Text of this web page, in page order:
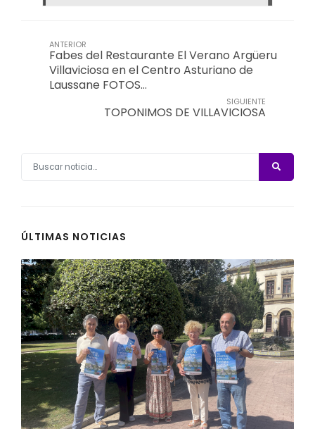
ANTERIOR
Fabes del Restaurante El Verano Argüeru
Villaviciosa en el Centro Asturiano de
Laussane FOTOS…
SIGUIENTE
TOPONIMOS DE VILLAVICIOSA
ÚLTIMAS NOTICIAS